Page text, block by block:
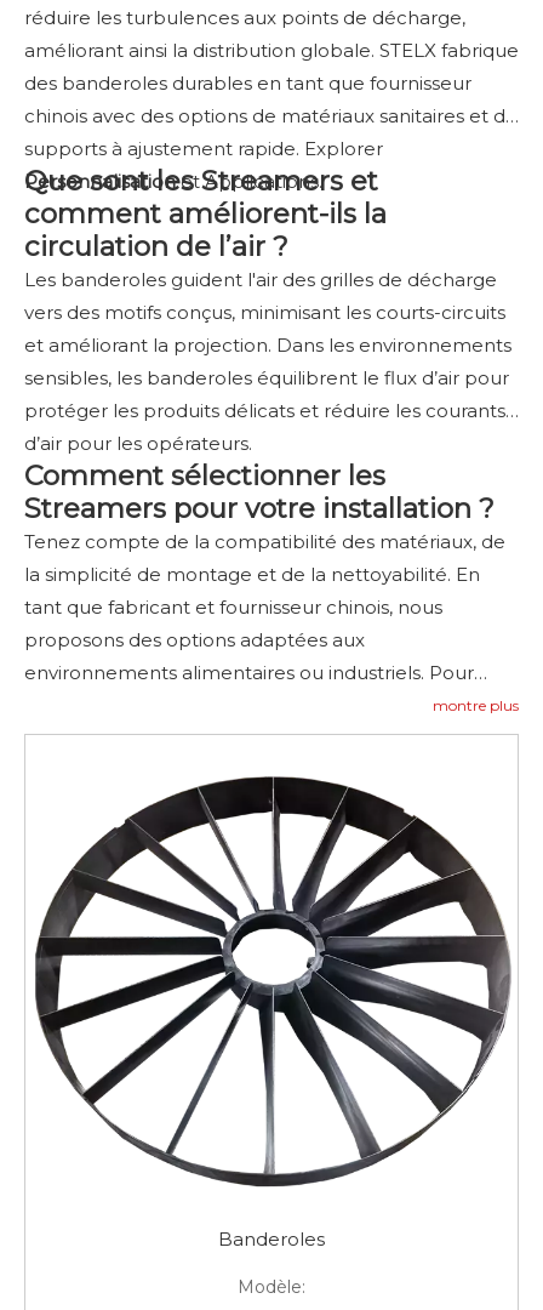
réduire les turbulences aux points de décharge,
améliorant ainsi la distribution globale. STELX fabrique
des banderoles durables en tant que fournisseur
chinois avec des options de matériaux sanitaires et de
supports à ajustement rapide. Explorer
Personnalisationet Applications.
Que sont les Streamers et
comment améliorent-ils la
circulation de l’air ?
Les banderoles guident l'air des grilles de décharge
vers des motifs conçus, minimisant les courts-circuits
et améliorant la projection. Dans les environnements
sensibles, les banderoles équilibrent le flux d’air pour
protéger les produits délicats et réduire les courants
d’air pour les opérateurs.
Comment sélectionner les
Streamers pour votre installation ?
Tenez compte de la compatibilité des matériaux, de
la simplicité de montage et de la nettoyabilité. En
tant que fabricant et fournisseur chinois, nous
proposons des options adaptées aux
environnements alimentaires ou industriels. Pour
obtenir des échantillons de produits et des conseils
d'installation, consultez les cas de référence et
contactez-nous pour vous renseigner :
montre plus
Banderoles
Modèle: